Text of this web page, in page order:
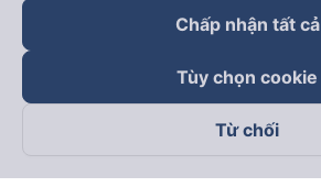
Theo dõi chúng tôi trên
Chấp nhận tất cả
Tùy chọn cookie
Từ chối